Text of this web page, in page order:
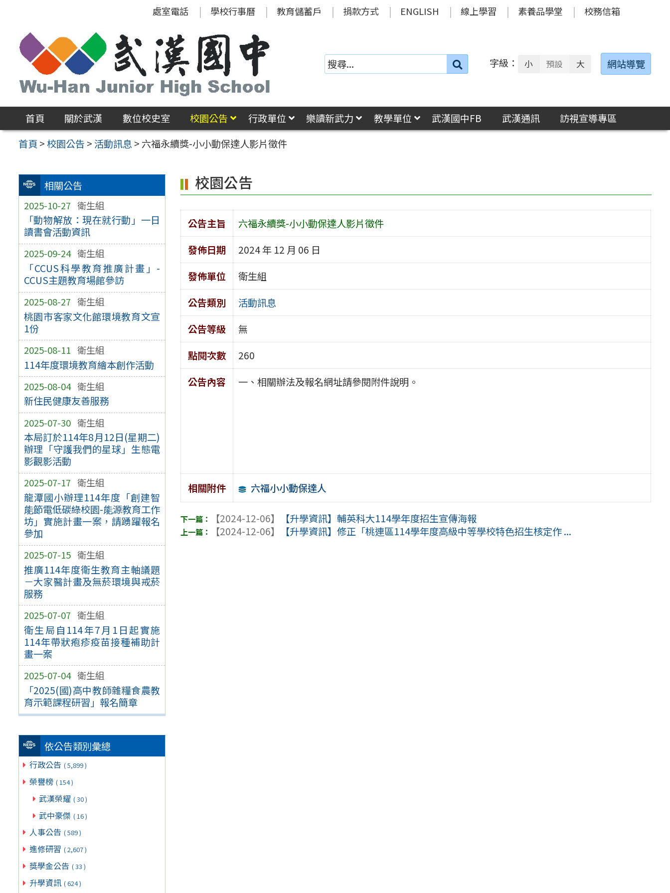
區
處室電話 學校行事曆 教育儲蓄戶 捐款方式 ENGLISH 線上學習 素養品學堂 校務信箱
搜
字級： 小 預設 大 網站導覽
首頁 關於武漢 數位校史室 校園公告 行政單位 樂讀新武力 教學單位 武漢國中FB 武漢通訊
訪視宣導專區
首頁 >校園公告 > 活動訊息 > 六福永續獎-小小動保達人影片徵件
相關公告
2025-10-27 衛生組
「動物解放：現在就行動」一日
讀書會活動資訊
2025-09-24 衛生組
「CCUS科學教育推廣計畫」-
CCUS主題教育場館參訪
2025-08-27 衛生組
桃園市客家文化館環境教育文宣
1份
2025-08-11 衛生組
114年度環境教育繪本創作活動
2025-08-04 衛生組
新住民健康友善服務
2025-07-30 衛生組
本局訂於114年8月12日(星期二)
辦理「守護我們的星球」生態電
影觀影活動
2025-07-17 衛生組
龍潭國小辦理114年度「創建智
能節電低碳綠校園-能源教育工作
坊」實施計畫一案，請踴躍報名
參加
2025-07-15 衛生組
推廣114年度衛生教育主軸議題
－大家醫計畫及無菸環境與戒菸
服務
2025-07-07 衛生組
衛生局自114年7月1日起實施
114年帶狀疱疹疫苗接種補助計
畫一案
2025-07-04 衛生組
「2025(國)高中教師雜糧食農教
育示範課程研習」報名簡章
依公告類別彙總
行政公告 ( 5,899 )
榮譽榜 ( 154 )
武漢榮耀 ( 30 )
武中豪傑 ( 16 )
人事公告 ( 589 )
進修研習 ( 2,607 )
獎學金公告 ( 33 )
升學資訊 ( 624 )
校園公告
公告主旨
六福永續獎-小小動保達人影片徵件
發佈日期
2024 年 12 月 06 日
發佈單位
衛生組
公告類別
活動訊息
公告等級
無
點閱次數
260
公告內容
一、相關辦法及報名網址請參閱附件說明。
相關附件 六福小小動保達人
【2024-12-06】
【升學資訊】輔英科大114學年度招生宣傳海報
【2024-12-06】
【升學資訊】修正「桃連區114學年度高級中等學校特色招生核定作 ...